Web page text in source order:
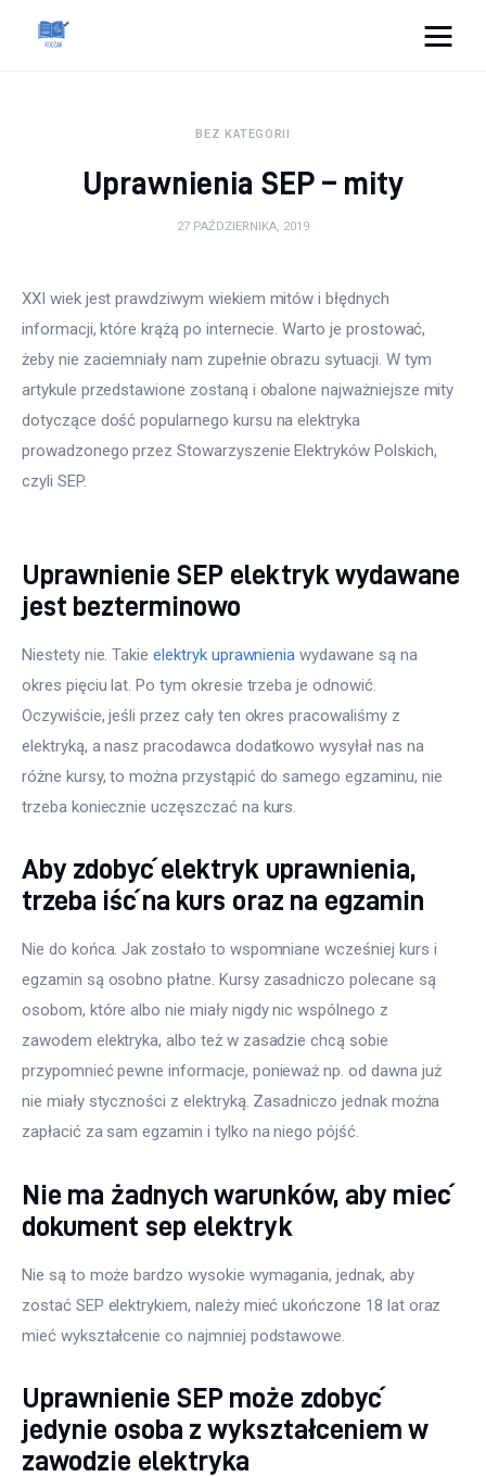
Zdrowie
Uroda
Więcej
BEZ KATEGORII
Uprawnienia SEP – mity
27 PAŹDZIERNIKA, 2019
XXI wiek jest prawdziwym wiekiem mitów i błędnych
informacji, które krążą po internecie. Warto je prostować,
żeby nie zaciemniały nam zupełnie obrazu sytuacji. W tym
artykule przedstawione zostaną i obalone najważniejsze mity
dotyczące dość popularnego kursu na elektryka
prowadzonego przez Stowarzyszenie Elektryków Polskich,
czyli SEP.
Uprawnienie SEP elektryk wydawane
jest bezterminowo
Niestety nie. Takie elektryk uprawnienia wydawane są na
okres pięciu lat. Po tym okresie trzeba je odnowić.
Oczywiście, jeśli przez cały ten okres pracowaliśmy z
elektryką, a nasz pracodawca dodatkowo wysyłał nas na
różne kursy, to można przystąpić do samego egzaminu, nie
trzeba koniecznie uczęszczać na kurs.
Aby zdobyć elektryk uprawnienia,
trzeba iść na kurs oraz na egzamin
Nie do końca. Jak zostało to wspomniane wcześniej kurs i
egzamin są osobno płatne. Kursy zasadniczo polecane są
osobom, które albo nie miały nigdy nic wspólnego z
zawodem elektryka, albo też w zasadzie chcą sobie
przypomnieć pewne informacje, ponieważ np. od dawna już
nie miały styczności z elektryką. Zasadniczo jednak można
zapłacić za sam egzamin i tylko na niego pójść.
Nie ma żadnych warunków, aby mieć
dokument sep elektryk
Nie są to może bardzo wysokie wymagania, jednak, aby
zostać SEP elektrykiem, należy mieć ukończone 18 lat oraz
mieć wykształcenie co najmniej podstawowe.
Uprawnienie SEP może zdobyć
jedynie osoba z wykształceniem w
zawodzie elektryka